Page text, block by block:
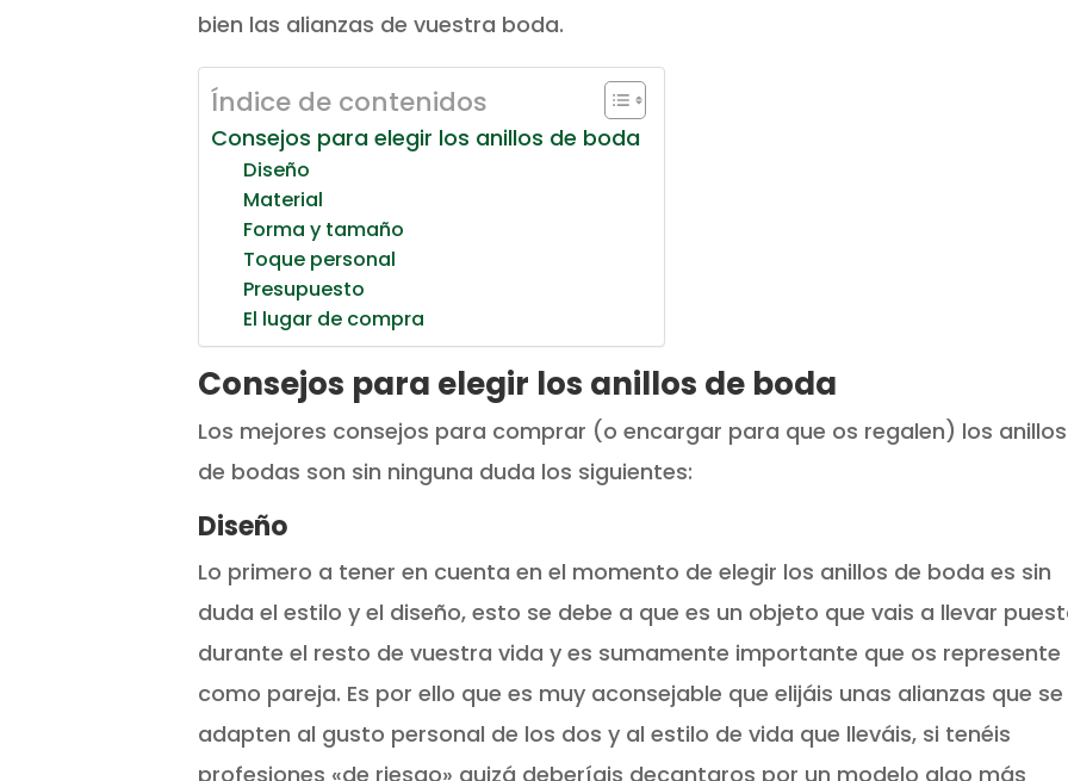
bien las alianzas de vuestra boda.
Índice de contenidos
Consejos para elegir los anillos de boda
Diseño
Material
Forma y tamaño
Toque personal
Presupuesto
El lugar de compra
Consejos para elegir los anillos de boda
Los mejores consejos para comprar (o encargar para que os regalen) los anillos
de bodas son sin ninguna duda los siguientes:
Diseño
Lo primero a tener en cuenta en el momento de elegir los anillos de boda es sin
duda el estilo y el diseño, esto se debe a que es un objeto que vais a llevar
durante el resto de vuestra vida y es sumamente importante que os represente
como pareja. Es por ello que es muy aconsejable que elijáis unas alianzas que se
adapten al gusto personal de los dos y al estilo de vida que lleváis, si tenéis
profesiones «de riesgo» quizá deberíais decantaros por un modelo algo más